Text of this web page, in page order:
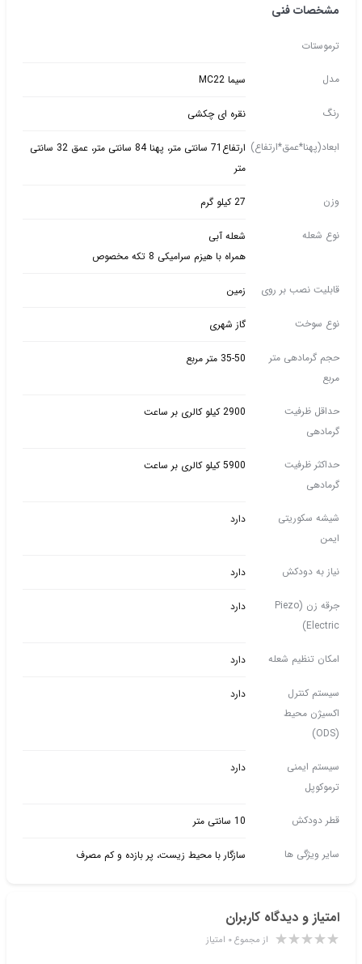
مشخصات فنی
ترموستات
مدل سیما MC22
رنگ نقره ای چکشی
ابعاد(پهنا*عمق*ارتفاع)
ارتفاع71 سانتی متر، پهنا 84 سانتی متر، عمق 32 سانتی
متر
وزن 27 کیلو گرم
نوع شعله
شعله آبی
همراه با هیزم سرامیکی 8 تکه مخصوص
قابلیت نصب بر روی زمین
نوع سوخت گاز شهری
حجم گرمادهی متر
مربع
35-50 متر مربع
حداقل ظرفیت
گرمادهی
2900 کیلو کالری بر ساعت
حداکثر ظرفیت
گرمادهی
5900 کیلو کالری بر ساعت
شیشه سکوریتی
ایمن
دارد
نیاز به دودکش دارد
جرقه زن (Piezo
Electric)
دارد
امکان تنظیم شعله دارد
سیستم کنترل
اکسیژن محیط
(ODS)
دارد
سیستم ایمنی
ترموکوپل
دارد
قطر دودکش 10 سانتی متر
سایر ویژگی ها سازگار با محیط زیست، پر بازده و کم مصرف
امتیاز و دیدگاه کاربران
از مجموع ۰ امتیاز